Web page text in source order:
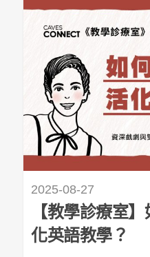
2025-08-27
【教學診療室
化英語教學？